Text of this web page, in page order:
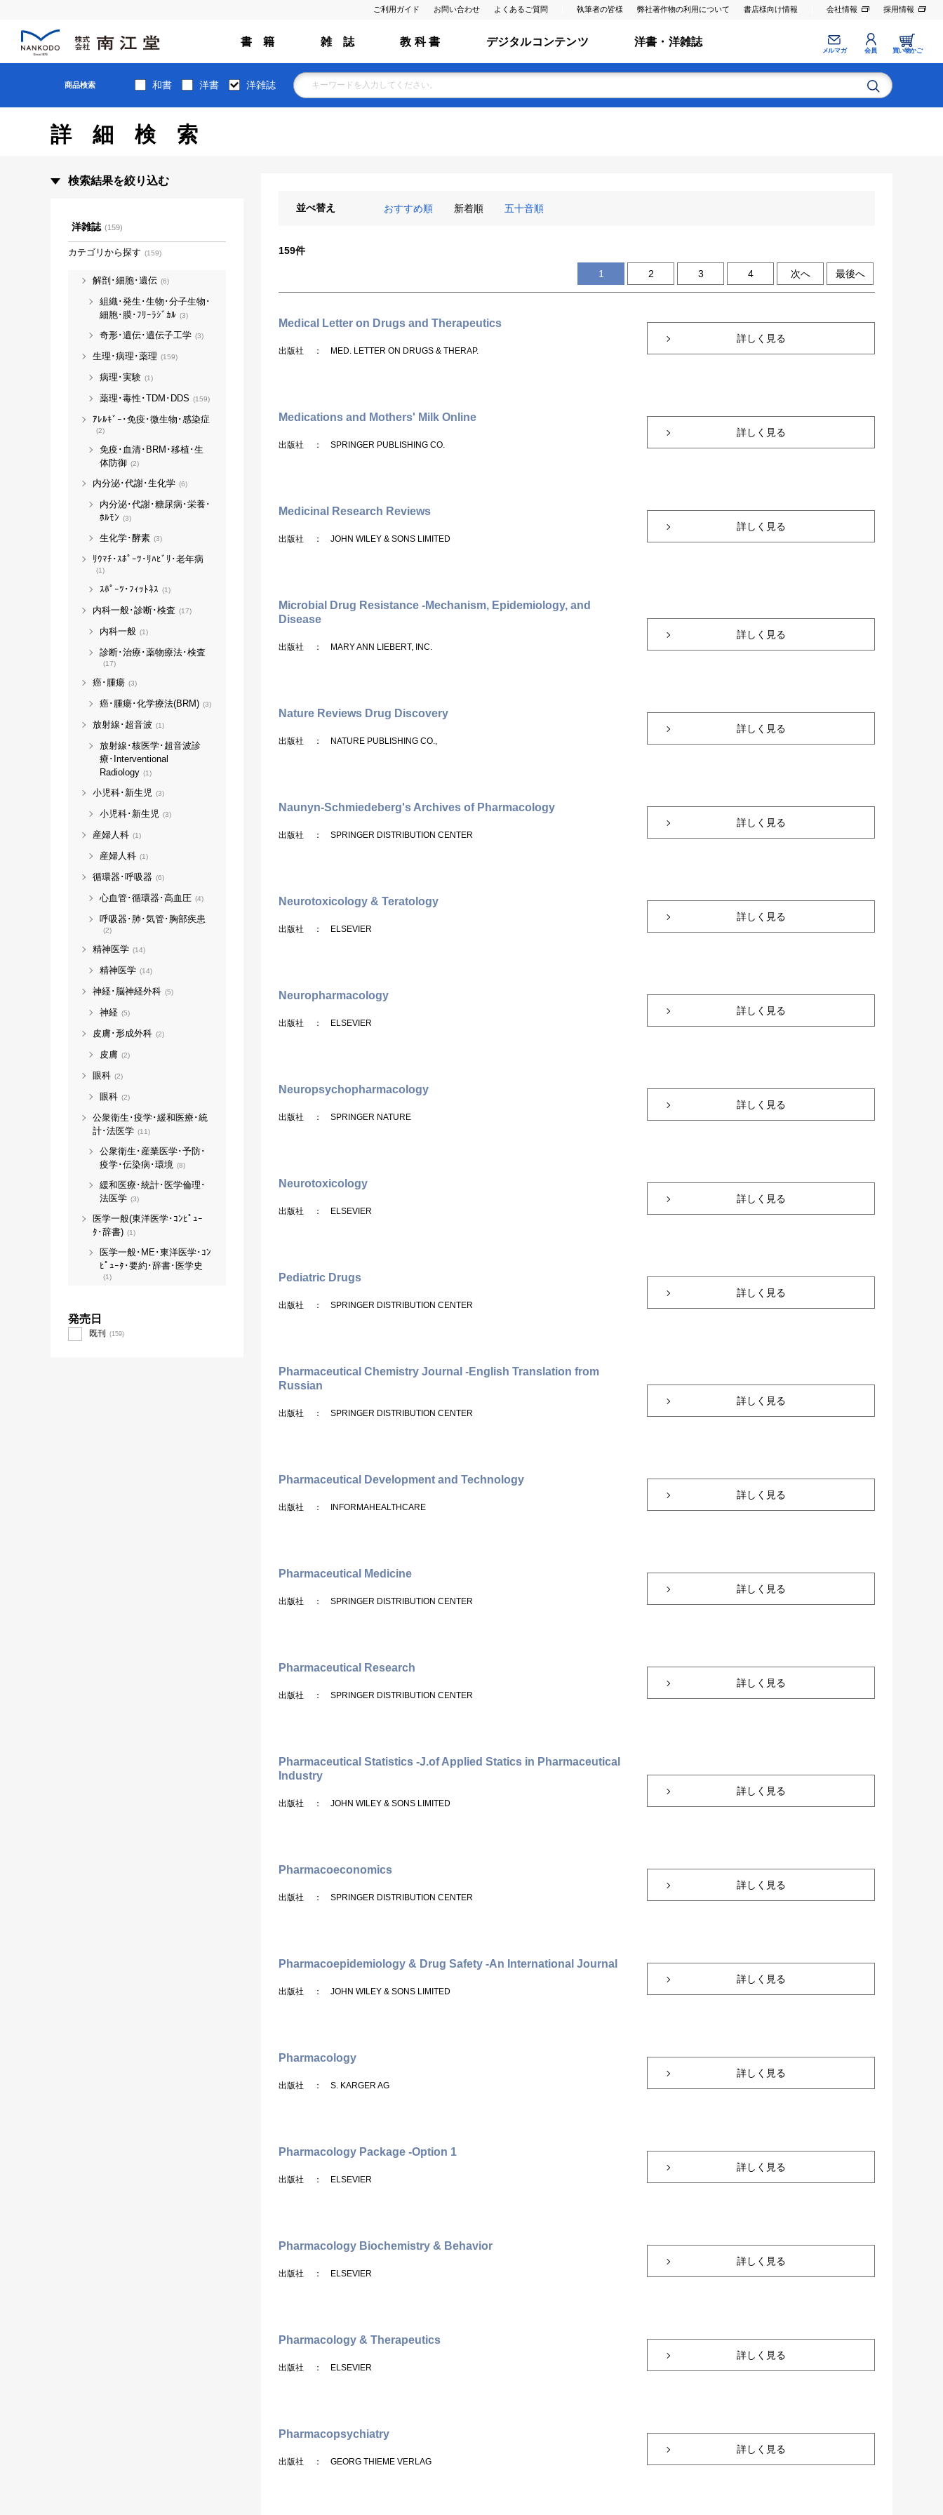
ご利用ガイド お問い合わせ よくあるご質問 執筆者の皆様 弊社著作物の利用について 書店様向け情報 会社情報 採用情報
書 籍 雑 誌 教 科 書 デジタルコンテンツ 洋書・洋雑誌
メルマガ 会員 買い物かご
商品検索 和書 洋書 洋雑誌
詳細検索
並べ替え おすすめ順 新着順 五十音順
159件
1 2 3 4 次へ 最後へ
Medical Letter on Drugs and Therapeutics
出版社 ： MED. LETTER ON DRUGS & THERAP.
詳しく見る
Medications and Mothers' Milk Online
出版社 ： SPRINGER PUBLISHING CO.
詳しく見る
Medicinal Research Reviews
出版社 ： JOHN WILEY & SONS LIMITED
詳しく見る
Microbial Drug Resistance -Mechanism, Epidemiology, and
Disease
出版社 ： MARY ANN LIEBERT, INC.
詳しく見る
Nature Reviews Drug Discovery
出版社 ： NATURE PUBLISHING CO.,
詳しく見る
Naunyn-Schmiedeberg's Archives of Pharmacology
出版社 ： SPRINGER DISTRIBUTION CENTER
詳しく見る
Neurotoxicology & Teratology
出版社 ： ELSEVIER
詳しく見る
Neuropharmacology
出版社 ： ELSEVIER
詳しく見る
Neuropsychopharmacology
出版社 ： SPRINGER NATURE
詳しく見る
Neurotoxicology
出版社 ： ELSEVIER
詳しく見る
Pediatric Drugs
出版社 ： SPRINGER DISTRIBUTION CENTER
詳しく見る
Pharmaceutical Chemistry Journal -English Translation from
Russian
出版社 ： SPRINGER DISTRIBUTION CENTER
詳しく見る
Pharmaceutical Development and Technology
出版社 ： INFORMAHEALTHCARE
詳しく見る
Pharmaceutical Medicine
出版社 ： SPRINGER DISTRIBUTION CENTER
詳しく見る
Pharmaceutical Research
出版社 ： SPRINGER DISTRIBUTION CENTER
詳しく見る
Pharmaceutical Statistics -J.of Applied Statics in Pharmaceutical
Industry
出版社 ： JOHN WILEY & SONS LIMITED
詳しく見る
Pharmacoeconomics
出版社 ： SPRINGER DISTRIBUTION CENTER
詳しく見る
Pharmacoepidemiology & Drug Safety -An International Journal
出版社 ： JOHN WILEY & SONS LIMITED
詳しく見る
Pharmacology
出版社 ： S. KARGER AG
詳しく見る
Pharmacology Package -Option 1
出版社 ： ELSEVIER
詳しく見る
Pharmacology Biochemistry & Behavior
出版社 ： ELSEVIER
詳しく見る
Pharmacology & Therapeutics
出版社 ： ELSEVIER
詳しく見る
Pharmacopsychiatry
出版社 ： GEORG THIEME VERLAG
詳しく見る
検索結果を絞り込む
洋雑誌 (159)
カテゴリから探す (159)
解剖･細胞･遺伝 (6)
組織･発生･生物･分子生物･
細胞･膜･ﾌﾘｰﾗｼﾞｶﾙ (3)
奇形･遺伝･遺伝子工学 (3)
生理･病理･薬理 (159)
病理･実験 (1)
薬理･毒性･TDM･DDS (159)
ｱﾚﾙｷﾞｰ･免疫･微生物･感染症
(2)
免疫･血清･BRM･移植･生
体防御 (2)
内分泌･代謝･生化学 (6)
内分泌･代謝･糖尿病･栄養･
ﾎﾙﾓﾝ (3)
生化学･酵素 (3)
ﾘｳﾏﾁ･ｽﾎﾟｰﾂ･ﾘﾊﾋﾞﾘ･老年病
(1)
ｽﾎﾟｰﾂ･ﾌｨｯﾄﾈｽ (1)
内科一般･診断･検査 (17)
内科一般 (1)
診断･治療･薬物療法･検査
(17)
癌･腫瘍 (3)
癌･腫瘍･化学療法(BRM) (3)
放射線･超音波 (1)
放射線･核医学･超音波診
療･Interventional
Radiology (1)
小児科･新生児 (3)
小児科･新生児 (3)
産婦人科 (1)
産婦人科 (1)
循環器･呼吸器 (6)
心血管･循環器･高血圧 (4)
呼吸器･肺･気管･胸部疾患
(2)
精神医学 (14)
精神医学 (14)
神経･脳神経外科 (5)
神経 (5)
皮膚･形成外科 (2)
皮膚 (2)
眼科 (2)
眼科 (2)
公衆衛生･疫学･緩和医療･統
計･法医学 (11)
公衆衛生･産業医学･予防･
疫学･伝染病･環境 (8)
緩和医療･統計･医学倫理･
法医学 (3)
医学一般(東洋医学･ｺﾝﾋﾟｭｰ
ﾀ･辞書) (1)
医学一般･ME･東洋医学･ｺﾝ
ﾋﾟｭｰﾀ･要約･辞書･医学史
(1)
発売日
既刊 (159)